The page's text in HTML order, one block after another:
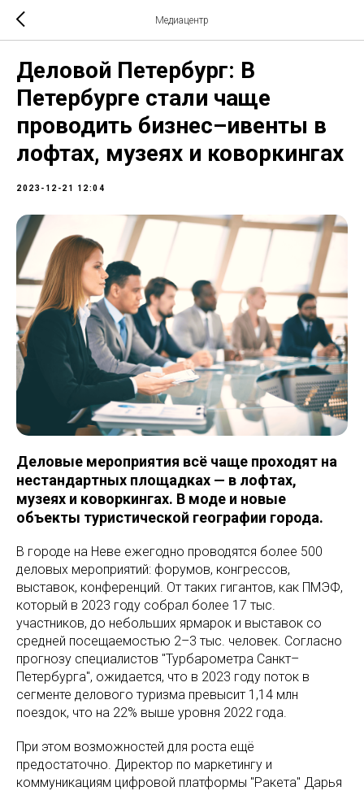
Медиацентр
Деловой Петербург: В
Петербурге стали чаще
проводить бизнес–ивенты в
лофтах, музеях и коворкингах
2023-12-21 12:04
Деловые мероприятия всё чаще проходят на
нестандартных площадках — в лофтах,
музеях и коворкингах. В моде и новые
объекты туристической географии города.
В городе на Неве ежегодно проводятся более 500
деловых мероприятий: форумов, конгрессов,
выставок, конференций. От таких гигантов, как ПМЭФ,
который в 2023 году собрал более 17 тыс.
участников, до небольших ярмарок и выставок со
средней посещаемостью 2–3 тыс. человек. Согласно
прогнозу специалистов "Турбарометра Санкт–
Петербурга", ожидается, что в 2023 году поток в
сегменте делового туризма превысит 1,14 млн
поездок, что на 22% выше уровня 2022 года.
При этом возможностей для роста ещё
предостаточно. Директор по маркетингу и
коммуникациям цифровой платформы "Ракета" Дарья